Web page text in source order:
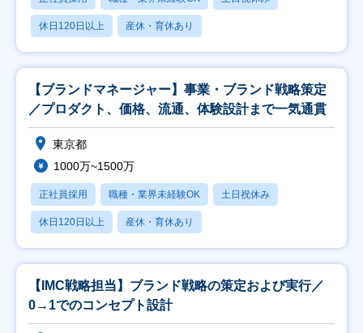
休日120日以上 産休・育休あり
【ブランドマネージャー】事業・ブランド戦略策定
／プロダクト、価格、流通、体験設計まで一気通貫
東京都
1000万~1500万
正社員採用 職種・業界未経験OK 土日祝休み
休日120日以上 産休・育休あり
【IMC戦略担当】ブランド戦略の策定および実行／
0→1でのコンセプト設計